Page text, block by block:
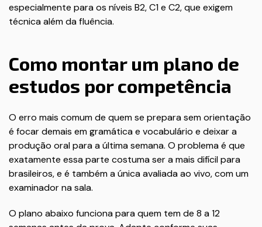
especialmente para os níveis B2, C1 e C2, que exigem
técnica além da fluência.
Como montar um plano de
estudos por competência
O erro mais comum de quem se prepara sem orientação
é focar demais em gramática e vocabulário e deixar a
produção oral para a última semana. O problema é que
exatamente essa parte costuma ser a mais difícil para
brasileiros, e é também a única avaliada ao vivo, com um
examinador na sala.
O plano abaixo funciona para quem tem de 8 a 12